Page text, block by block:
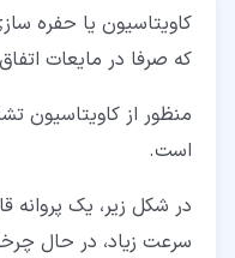
۲‏- مراحل شکل گیری پدیده کاویتاسیون
کاویتاسیون یا حفره
که صرفا در مایعات
منظور از کاویتاسیون
است.
در شکل زیر، یک پروانه
سرعت زیاد، در حال